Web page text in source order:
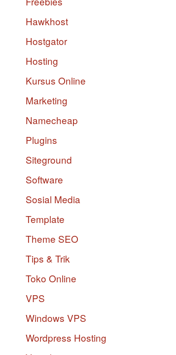
Hawkhost
Hostgator
Hosting
Kursus Online
Marketing
Namecheap
Plugins
Siteground
Software
Sosial Media
Template
Theme SEO
Tips & Trik
Toko Online
VPS
Windows VPS
Wordpress Hosting